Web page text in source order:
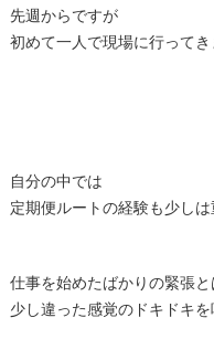
先週からですが
初めて一人で現場に行って
自分の中では
定期便ルートの経験も少し
仕事を始めたばかりの緊張と
少し違った感覚のドキドキ